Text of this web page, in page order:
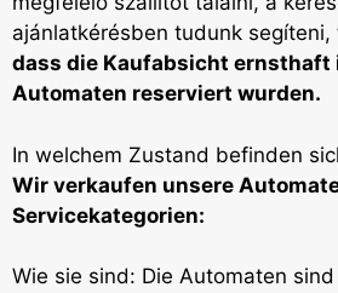
ajánlatkérésben tudunk segíteni,
dass die Kaufabsicht ernsthaft
Automaten reserviert wurden.
In welchem Zustand befinden
Wir verkaufen unsere
Servicekategorien:
Wie sie sind: Die Automaten